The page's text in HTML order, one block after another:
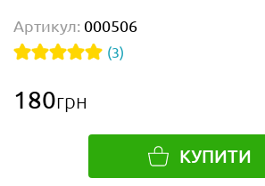
Артикул: 000506
(3)
180грн
КУПИТИ